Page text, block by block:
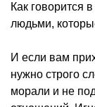
Как говорится
людьми,
И если вам
нужно строго
морали и не